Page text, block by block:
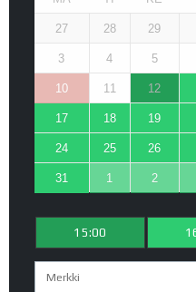
27 28 29
3 4 5
10 11 12
17 18 19
24 25 26
31 1 2
15:00